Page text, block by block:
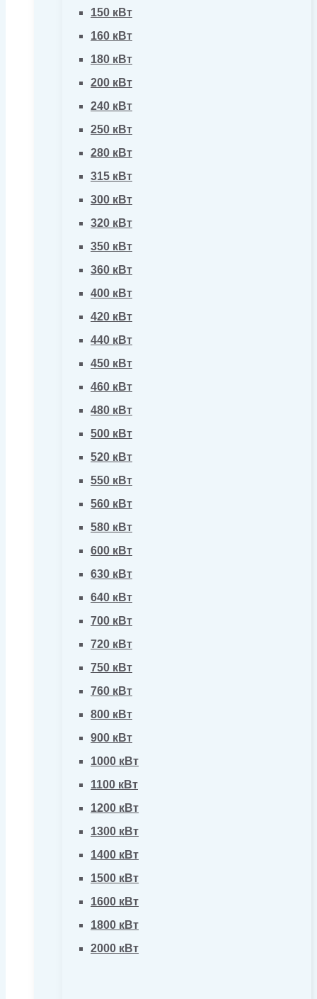
150 кВт
160 кВт
180 кВт
200 кВт
240 кВт
250 кВт
280 кВт
315 кВт
300 кВт
320 кВт
350 кВт
360 кВт
400 кВт
420 кВт
440 кВт
450 кВт
460 кВт
480 кВт
500 кВт
520 кВт
550 кВт
560 кВт
580 кВт
600 кВт
630 кВт
640 кВт
700 кВт
720 кВт
750 кВт
760 кВт
800 кВт
900 кВт
1000 кВт
1100 кВт
1200 кВт
1300 кВт
1400 кВт
1500 кВт
1600 кВт
1800 кВт
2000 кВт